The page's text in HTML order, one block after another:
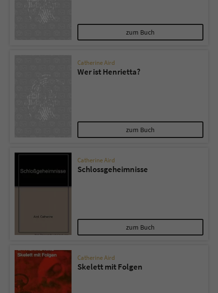
zum Buch
Catherine Aird
Wer ist Henrietta?
zum Buch
Catherine Aird
Schlossgeheimnisse
zum Buch
Catherine Aird
Skelett mit Folgen